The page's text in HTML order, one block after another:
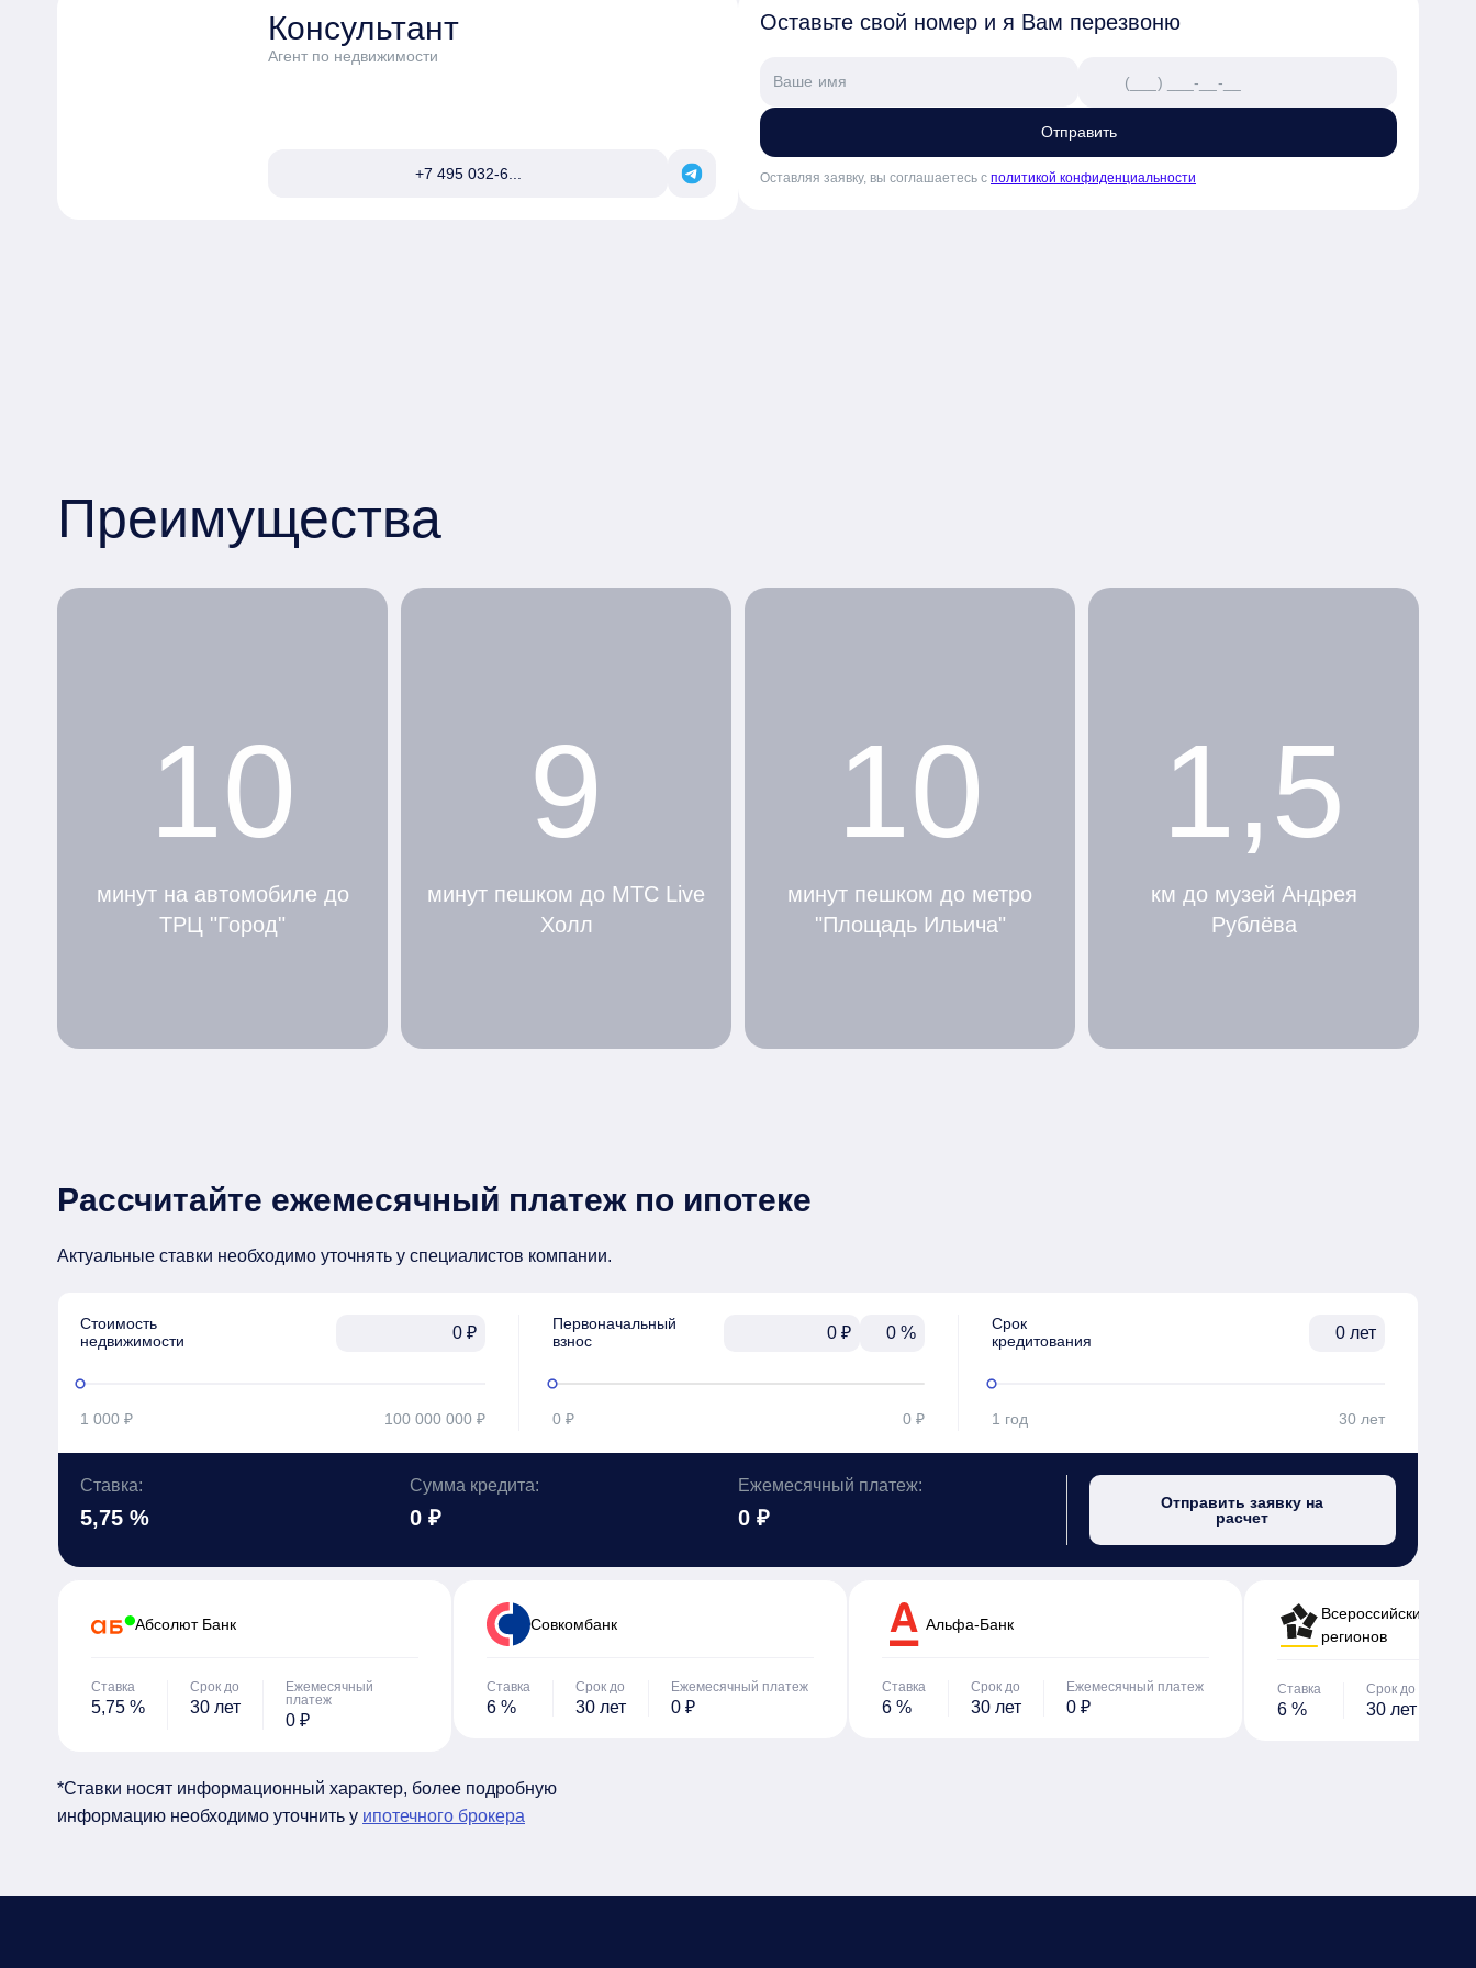
Консультант
Агент по недвижимости
+7 495 032-6...
Оставьте свой номер и я Вам перезвоню
Отправить
Оставляя заявку, вы соглашаетесь с политикой конфиденциальности
Преимущества
10
минут на автомобиле до
ТРЦ "Город"
9
минут пешком до МТС Live
Холл
10
минут пешком до метро
"Площадь Ильича"
1,5
км до музей Андрея
Рублёва
Рассчитайте ежемесячный платеж по ипотеке
Актуальные ставки необходимо уточнять у специалистов компании.
Стоимость
недвижимости
₽
1 000 ₽ 100 000 000 ₽
Первоначальный
взнос
₽ %
0 ₽ 0 ₽
Срок
кредитования
лет
1 год 30 лет
Ставка:
5,75 %
Сумма кредита:
0 ₽
Ежемесячный платеж:
0 ₽
Отправить заявку на
расчет
Абсолют Банк
Ставка
5,75 %
Срок до
30 лет
Ежемесячный
платеж
0 ₽
Cовкомбанк
Ставка
6 %
Срок до
30 лет
Ежемесячный платеж
0 ₽
Альфа-Банк
Ставка
6 %
Срок до
30 лет
Ежемесячный платеж
0 ₽
Всероссийский банк
регионов
Ставка
6 %
Срок до
30 лет
*Ставки носят информационный характер, более подробную
информацию необходимо уточнить у ипотечного брокера